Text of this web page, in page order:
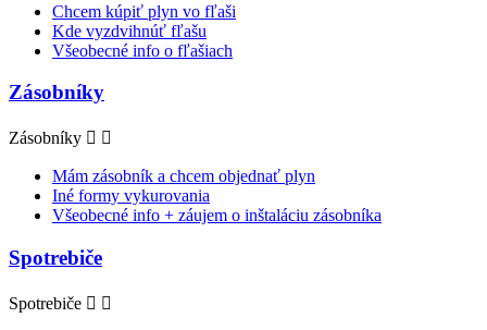
Chcem kúpiť plyn vo fľaši
Kde vyzdvihnúť fľašu
Všeobecné info o fľašiach
Zásobníky
Zásobníky  
Mám zásobník a chcem objednať plyn
Iné formy vykurovania
Všeobecné info + záujem o inštaláciu zásobníka
Spotrebiče
Spotrebiče  